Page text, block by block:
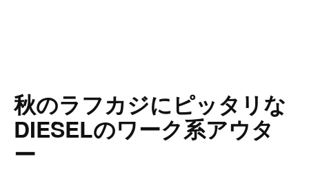
秋のラフカジにピッタリな
DIESELのワーク系アウタ
ー